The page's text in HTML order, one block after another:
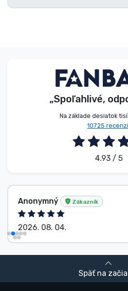
„Spoľahlivé,
Na základe desiatok
10725
4.93 / 5
Anonymný Zákazník
2026. 08. 04.
Späť na